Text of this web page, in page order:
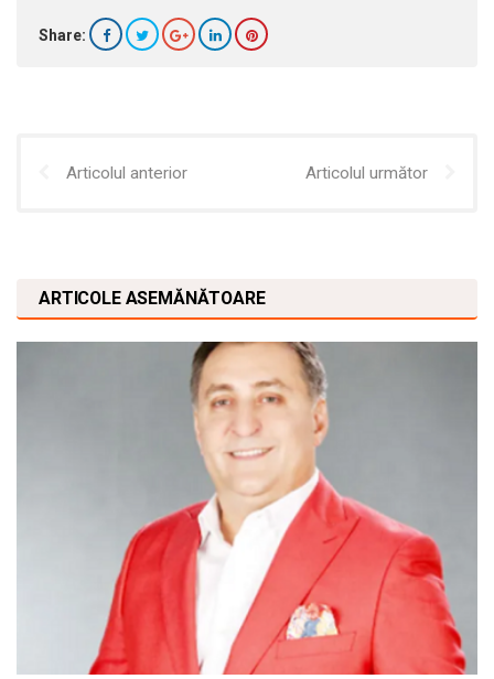
Share:
Articolul anterior Articolul următor
ARTICOLE ASEMĂNĂTOARE